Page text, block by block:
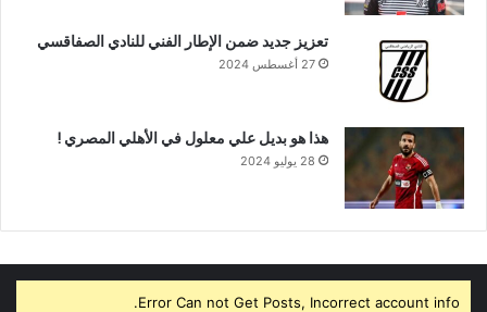
تعزيز جديد ضمن الإطار الفني للنادي الصفاقسي
27 أغسطس 2024
هذا هو بديل علي معلول في الأهلي المصري !
28 يوليو 2024
Error Can not Get Posts, Incorrect account info.